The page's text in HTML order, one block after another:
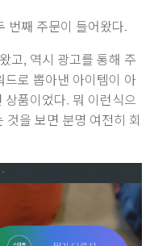
번째 주문이 들어왔다.
고, 역시 광고를 통해 주
로 뽑아낸 아이템이 아
품이었다. 뭐 이런식으
을 보면 분명 여전히 회